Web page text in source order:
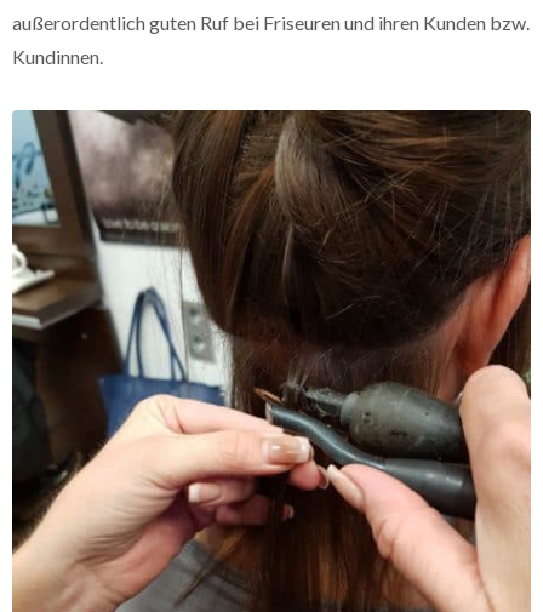
außerordentlich guten Ruf bei Friseuren und ihren Kunden bzw.
Kundinnen.